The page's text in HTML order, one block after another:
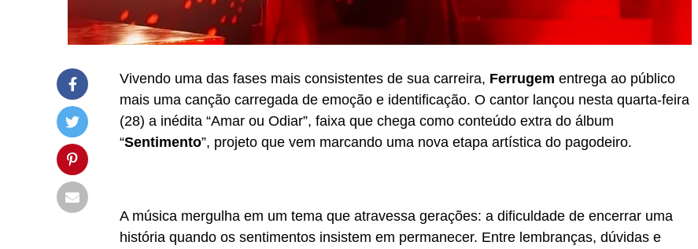
Vivendo uma das fases mais consistentes de sua carreira, Ferrugem entrega ao público
mais uma canção carregada de emoção e identificação. O cantor lançou nesta quarta-feira
(28) a inédita “Amar ou Odiar”, faixa que chega como conteúdo extra do álbum
“Sentimento”, projeto que vem marcando uma nova etapa artística do pagodeiro.
A música mergulha em um tema que atravessa gerações: a dificuldade de encerrar uma
história quando os sentimentos insistem em permanecer. Entre lembranças, dúvidas e